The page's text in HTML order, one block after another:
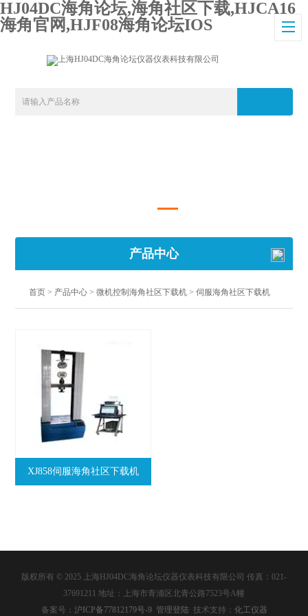
HJ04DC海角论坛,海角社区下载,HJCA16
海角官网,HJF08海角论坛IOS
产品中心
首页 > 产品中心 >微机控制海角社区下载机 >伺服海角社区下载机
XJ858伺服海角社区下载机
版权所有 © 2025 上海HJ04DC海角论坛仪器仪表科技有限公司 传真：021-
37691211 地址：上海市青浦区北青公路7523号A幢
备案号： 沪ICP备77812179号-9 管理登陆 技术支持： 化工仪器